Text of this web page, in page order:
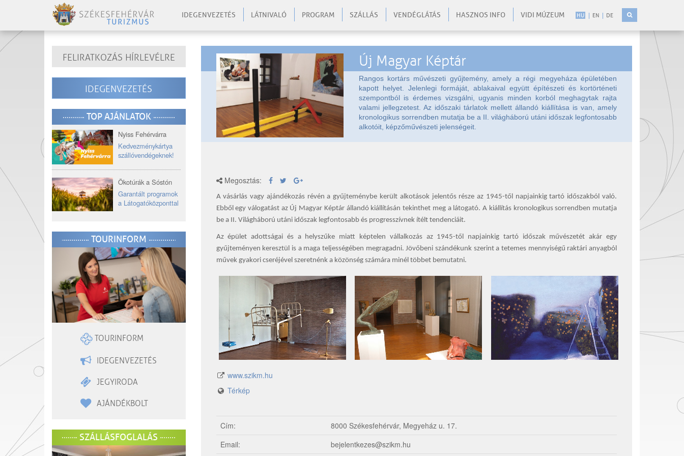
HU EN DE
IDEGENVEZETÉS LÁTNIVALÓ PROGRAM SZÁLLÁS VENDÉGLÁTÁS HASZNOS INFO VIDI MÚZEUM
Új Magyar Képtár
Rangos kortárs művészeti gyűjtemény, amely a régi megyeháza épületében
kapott helyet. Jelenlegi formáját, ablakaival együtt építészeti és kortörténeti
szempontból is érdemes vizsgálni, ugyanis minden korból meghagytak rajta
valami jellegzetest. Az időszaki tárlatok mellett állandó kiállítása is van, amely
kronologikus sorrendben mutatja be a II. világháború utáni időszak legfontosabb
alkotóit, képzőművészeti jelenségeit.
Megosztás:
A vásárlás vagy ajándékozás révén a gyűjteménybe került alkotások jelentős része az 1945-től napjainkig tartó időszakból való.
Ebből egy válogatást az Új Magyar Képtár állandó kiállításán tekinthet meg a látogató. A kiállítás kronologikus sorrendben mutatja
be a II. Világháború utáni időszak legfontosabb és progresszívnek ítélt tendenciáit.
Az épület adottságai és a helyszűke miatt képtelen vállalkozás az 1945-től napjainkig tartó időszak művészetét akár egy
gyűjteményen keresztül is a maga teljességében megragadni. Jövőbeni szándékunk szerint a tetemes mennyiségű raktári anyagból
művek gyakori cseréjével szeretnénk a közönség számára minél többet bemutatni.
www.szikm.hu
Térkép
Cím:
8000 Székesfehérvár, Megyeház u. 17.
Email:
bejelentkezes@szikm.hu
FELIRATKOZÁS HÍRLEVÉLRE
IDEGENVEZETÉS
TOP AJÁNLATOK
Nyiss Fehérvárra
Kedvezménykártya
szállóvendégeknek!
Ökotúrák a Sóstón
Garantált programok
a Látogatóközponttal
TOURINFORM
TOURINFORM
IDEGENVEZETÉS
JEGYIRODA
AJÁNDÉKBOLT
SZÁLLÁSFOGLALÁS